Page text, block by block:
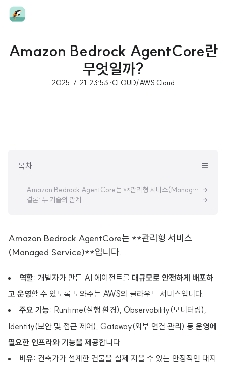
Amazon Bedrock AgentCore란
무엇일까?
2025. 7. 21. 23:53 ·CLOUD/AWS Cloud
목차
Amazon Bedrock AgentCore는 **관리형 서비스(Managed Service)**입니다.
결론: 두 기술의 관계
Amazon Bedrock AgentCore는 **관리형 서비스
(Managed Service)**입니다.
역할: 개발자가 만든 AI 에이전트를 대규모로 안전하게 배포하
고 운영할 수 있도록 도와주는 AWS의 클라우드 서비스입니다.
주요 기능: Runtime(실행 환경), Observability(모니터링),
Identity(보안 및 접근 제어), Gateway(외부 연결 관리) 등 운영에
필요한 인프라와 기능을 제공합니다.
비유: 건축가가 설계한 건물을 실제 지을 수 있는 안정적인 대지